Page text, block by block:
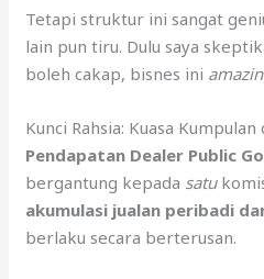
Tetapi struktur ini sangat
lain pun tiru. Dulu saya
boleh cakap, bisnes ini
Kunci Rahsia: Kuasa
Pendapatan Dealer Public
bergantung kepada satu
akumulasi jualan peribadi
berlaku secara berterusan.